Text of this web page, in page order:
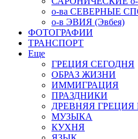
о-ва СЕВЕРНЫЕ
о-в ЭВИЯ (Эвбея)
ФОТОГРАФИИ
ТРАНСПОРТ
Еще
ГРЕЦИЯ СЕГОДНЯ
ОБРАЗ ЖИЗНИ
ИММИГРАЦИЯ
ПРАЗДНИКИ
ДРЕВНЯЯ
МУЗЫКА
КУХНЯ